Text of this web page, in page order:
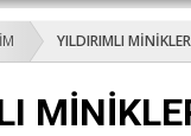
YILDIRIMLI